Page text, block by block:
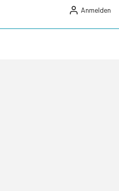
Anmelden